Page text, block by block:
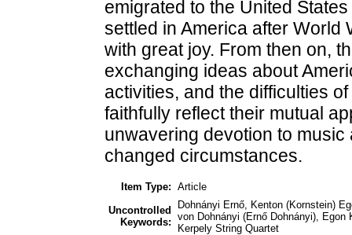
emigrated to the United
settled in America after World
with great joy. From then on,
exchanging ideas about
activities, and the difficulties
faithfully reflect their mutual
unwavering devotion to
changed circumstances.
Item Type: Article
Uncontrolled
Keywords:
Dohnányi Ernő, Kenton (Kornstein)
von Dohnányi (Ernő Dohnányi), Egon
Kerpely String Quartet